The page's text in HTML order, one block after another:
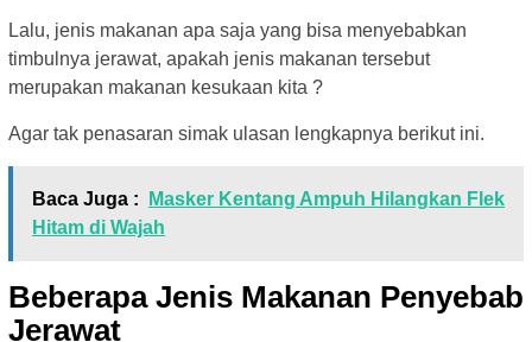
Lalu, jenis makanan apa saja yang bisa menyebabkan
timbulnya jerawat, apakah jenis makanan tersebut
merupakan makanan kesukaan kita ?
Agar tak penasaran simak ulasan lengkapnya berikut ini.
Baca Juga :
Masker Kentang Ampuh Hilangkan Flek
Hitam di Wajah
Beberapa Jenis Makanan Penyebab
Jerawat